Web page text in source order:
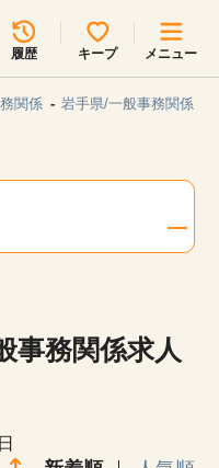
履歴 キープ メニュー
関係 岩手県/一般事務関係
事務関係求人
さい
す。
中国・四国